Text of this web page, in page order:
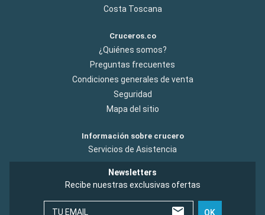
Costa Toscana
Cruceros.co
¿Quiénes somos?
Preguntas frecuentes
Condiciones generales de venta
Seguridad
Mapa del sitio
Información sobre crucero
Servicios de Asistencia
Newsletters
Recibe nuestras exclusivas ofertas
TU EMAIL OK